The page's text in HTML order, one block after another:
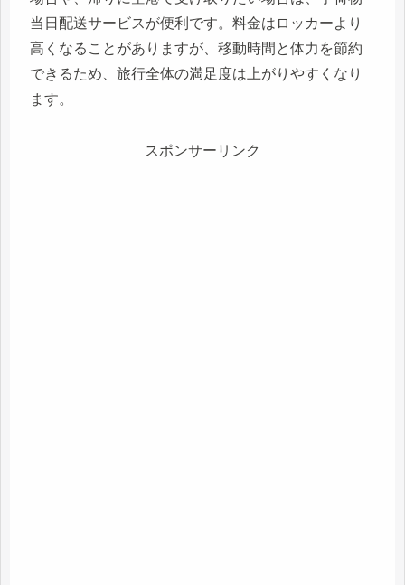
当日配送サービスが便利です。料金はロッカーより
高くなることがありますが、移動時間と体力を節約
できるため、旅行全体の満足度は上がりやすくなり
ます。
スポンサーリンク